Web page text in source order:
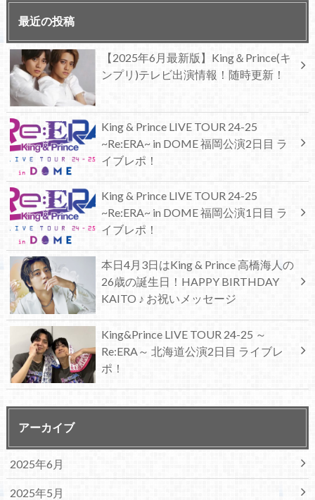
最近の投稿
【2025年6月最新版】King＆Prince(キ
ンプリ)テレビ出演情報！随時更新！
King & Prince LIVE TOUR 24-25
~Re:ERA~ in DOME 福岡公演2日目 ラ
イブレポ！
King & Prince LIVE TOUR 24-25
~Re:ERA~ in DOME 福岡公演1日目 ラ
イブレポ！
本日4月3日はKing & Prince 高橋海人の
26歳の誕生日！HAPPY BIRTHDAY
KAITO ♪ お祝いメッセージ
King&Prince LIVE TOUR 24-25 ～
Re:ERA～ 北海道公演2日目 ライブレ
ポ！
アーカイブ
2025年6月
2025年5月